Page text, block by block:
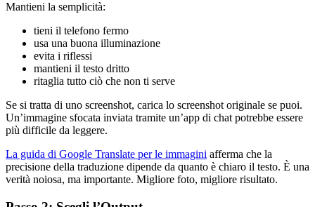
Mantieni la semplicità:
tieni il telefono fermo
usa una buona illuminazione
evita i riflessi
mantieni il testo dritto
ritaglia tutto ciò che non ti serve
Se si tratta di uno screenshot, carica lo screenshot originale se puoi.
Un’immagine sfocata inviata tramite un’app di chat potrebbe essere
più difficile da leggere.
La guida di Google Translate per le immagini afferma che la
precisione della traduzione dipende da quanto è chiaro il testo. È una
verità noiosa, ma importante. Migliore foto, migliore risultato.